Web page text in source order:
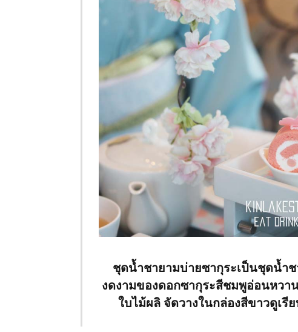
ชุดน้ำชายามบ่ายซากุระเป็นชุดน้ำ
งดงามของดอกซากุระสีชมพูอ่อนหว
ใบไม้ผลิ จัดวางในกล่องสีขาวดูเ